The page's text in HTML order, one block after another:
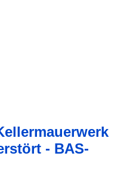
- BAS-